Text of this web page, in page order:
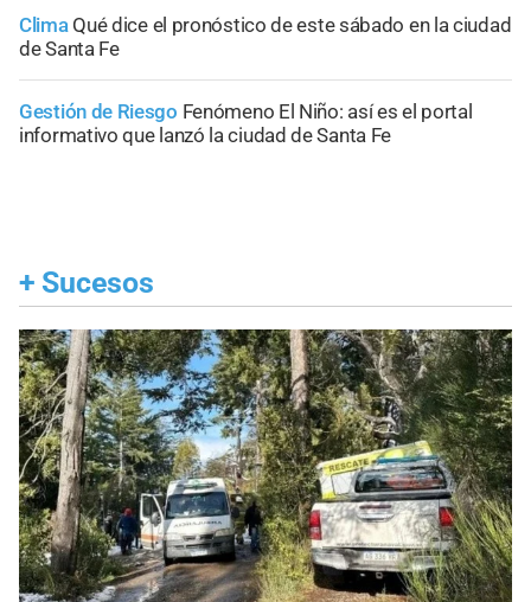
Clima Qué dice el pronóstico de este sábado en la ciudad
de Santa Fe
Gestión de Riesgo Fenómeno El Niño: así es el portal
informativo que lanzó la ciudad de Santa Fe
+ Sucesos